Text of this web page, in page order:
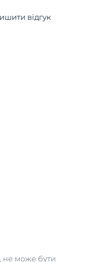
відгук
не може бути